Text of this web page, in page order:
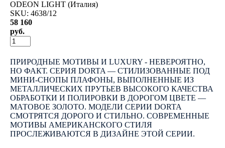
ODEON LIGHT (Италия)
SKU: 4638/12
58 160
руб.
ПРИРОДНЫЕ МОТИВЫ И LUXURY - НЕВЕРОЯТНО,
НО ФАКТ. СЕРИЯ DORTA — СТИЛИЗОВАННЫЕ ПОД
МИНИ-СНОПЫ ПЛАФОНЫ, ВЫПОЛНЕННЫЕ ИЗ
МЕТАЛЛИЧЕСКИХ ПРУТЬЕВ ВЫСОКОГО КАЧЕСТВА
ОБРАБОТКИ И ПОЛИРОВКИ В ДОРОГОМ ЦВЕТЕ —
МАТОВОЕ ЗОЛОТО. МОДЕЛИ СЕРИИ DORTA
СМОТРЯТСЯ ДОРОГО И СТИЛЬНО. СОВРЕМЕННЫЕ
МОТИВЫ АМЕРИКАНСКОГО СТИЛЯ
ПРОСЛЕЖИВАЮТСЯ В ДИЗАЙНЕ ЭТОЙ СЕРИИ.